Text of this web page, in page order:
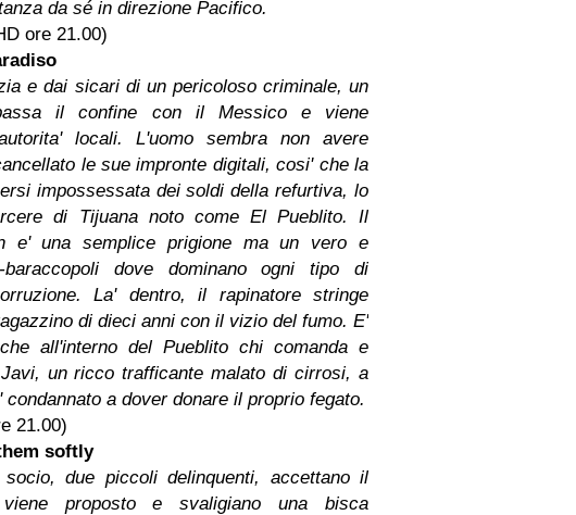
da sé in direzione Pacifico.
ore 21.00)
e dai sicari di un pericoloso criminale, un
il confine con il Messico e viene
locali. L'uomo sembra non avere
le sue impronte digitali, cosi' che la
impossessata dei soldi della refurtiva, lo
di Tijuana noto come El Pueblito. Il
e' una semplice prigione ma un vero e
baraccopoli dove dominano ogni tipo di
La' dentro, il rapinatore stringe
di dieci anni con il vizio del fumo. E'
all'interno del Pueblito chi comanda e
un ricco trafficante malato di cirrosi, a
a dover donare il proprio fegato.
21.00)
softly
due piccoli delinquenti, accettano il
proposto e svaligiano una bisca